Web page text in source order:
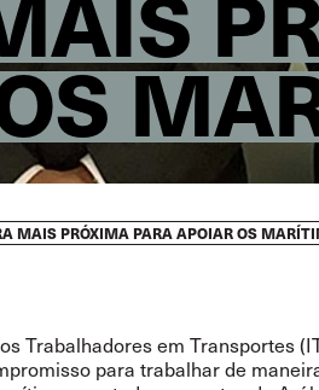
MAIS PRÓXIMA PARA APOIAR OS
Trabalhadores em Transportes
para trabalhar de